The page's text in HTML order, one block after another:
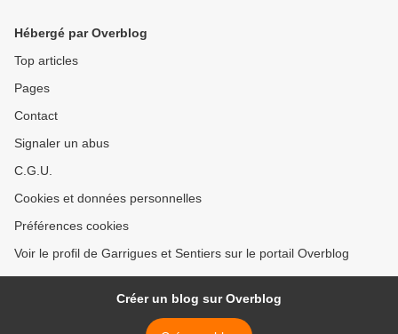
Hébergé par Overblog
Top articles
Pages
Contact
Signaler un abus
C.G.U.
Cookies et données personnelles
Préférences cookies
Voir le profil de Garrigues et Sentiers sur le portail Overblog
Créer un blog sur Overblog